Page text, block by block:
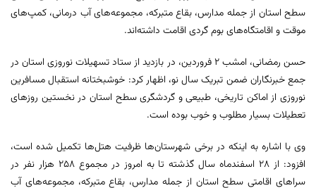
سطح استان از جمله مدارس، بقاع متبرکه، مجموعه‌های آب درمانی، کمپ‌های
موقت و اقامتگاه‌های بوم گردی اقامت داشته‌اند.
حسن رمضانی، امشب ۲ فروردین، در بازدید از ستاد تسهیلات نوروزی استان در
جمع خبرنگاران ضمن تبریک سال نو، اظهار کرد: خوشبختانه استقبال مسافرین
نوروزی از اماکن تاریخی، طبیعی و گردشگری سطح استان در نخستین روزهای
تعطیلات بسیار مطلوب و خوب بوده است.
وی با اشاره به اینکه در برخی شهرستان‌ها ظرفیت هتل‌ها تکمیل شده است،
افزود: از 28 اسفندماه سال گذشته تا به امروز در مجموع 258 هزار نفر در
سراهای اقامتی سطح استان از جمله مدارس، بقاع متبرکه، مجموعه‌های آب